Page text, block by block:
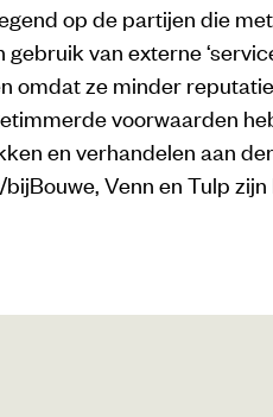
op de partijen die
gebruik van externe
omdat ze minder
voorwaarden
en verhandelen aan
Venn en Tulp